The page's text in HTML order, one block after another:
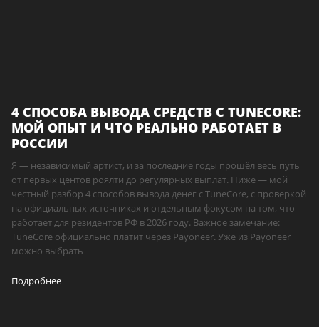
4 СПОСОБА ВЫВОДА СРЕДСТВ С TUNECORE:
МОЙ ОПЫТ И ЧТО РЕАЛЬНО РАБОТАЕТ В
РОССИИ
Я — независимый артист, и за последние годы прошёл весь путь
от первых центов роялти до регулярных выплат. Ниже — мой
честный разбор 4 способов вывода денег с TuneCore, с проверкой
на официальных источниках и отдельным фокусом на том, что
работает для резидентов РФ в 2026 году. Важное замечание:
TuneCore официально платит через Payoneer. Уже из Payoneer
можно выбрать
Подробнее